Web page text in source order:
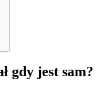
gdy jest sam?